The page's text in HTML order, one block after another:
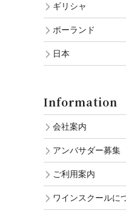
ギリシャ
ポーランド
日本
Information
会社案内
アンバサダー募集
ご利用案内
ワインスクールに